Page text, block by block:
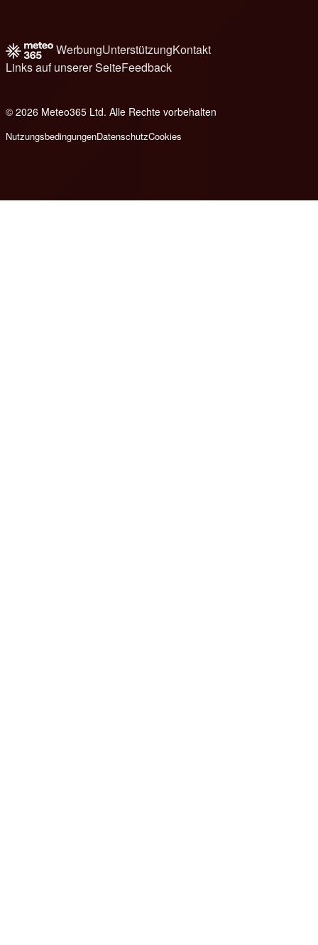
WerbungUnterstützungKontakt
Links auf unserer SeiteFeedback
© 2026 Meteo365 Ltd. Alle Rechte vorbehalten
NutzungsbedingungenDatenschutzCookies